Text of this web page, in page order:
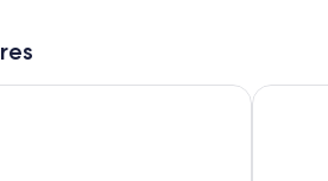
disponible las 24 horas y no se
Wyndham West Palm Beach Airport
88